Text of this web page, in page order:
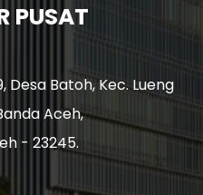
PUSAT
Desa Batoh, Kec. Lueng
Aceh,
- 23245.